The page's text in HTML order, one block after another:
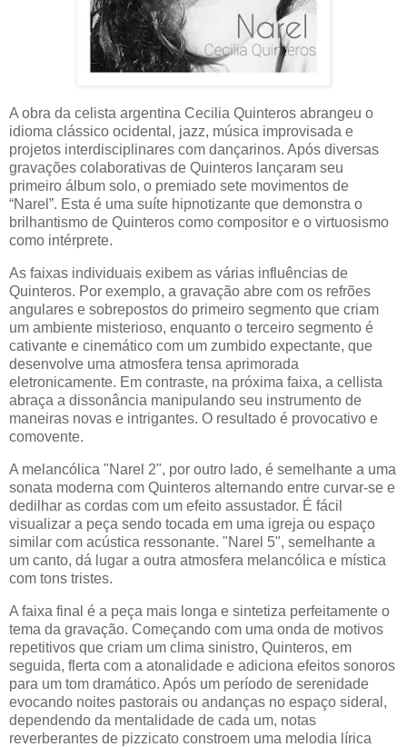
A obra da celista argentina Cecilia Quinteros abrangeu o
idioma clássico ocidental, jazz, música improvisada e
projetos interdisciplinares com dançarinos. Após diversas
gravações colaborativas de Quinteros lançaram seu
primeiro álbum solo, o premiado sete movimentos de
“Narel”. Esta é uma suíte hipnotizante que demonstra o
brilhantismo de Quinteros como compositor e o virtuosismo
como intérprete.
As faixas individuais exibem as várias influências de
Quinteros. Por exemplo, a gravação abre com os refrões
angulares e sobrepostos do primeiro segmento que criam
um ambiente misterioso, enquanto o terceiro segmento é
cativante e cinemático com um zumbido expectante, que
desenvolve uma atmosfera tensa aprimorada
eletronicamente. Em contraste, na próxima faixa, a cellista
abraça a dissonância manipulando seu instrumento de
maneiras novas e intrigantes. O resultado é provocativo e
comovente.
A melancólica "Narel 2", por outro lado, é semelhante a uma
sonata moderna com Quinteros alternando entre curvar-se e
dedilhar as cordas com um efeito assustador. É fácil
visualizar a peça sendo tocada em uma igreja ou espaço
similar com acústica ressonante. "Narel 5", semelhante a
um canto, dá lugar a outra atmosfera melancólica e mística
com tons tristes.
A faixa final é a peça mais longa e sintetiza perfeitamente o
tema da gravação. Começando com uma onda de motivos
repetitivos que criam um clima sinistro, Quinteros, em
seguida, flerta com a atonalidade e adiciona efeitos sonoros
para um tom dramático. Após um período de serenidade
evocando noites pastorais ou andanças no espaço sideral,
dependendo da mentalidade de cada um, notas
reverberantes de pizzicato constroem uma melodia lírica